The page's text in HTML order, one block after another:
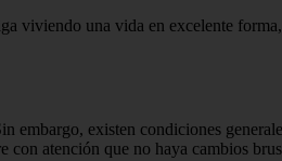
viviendo una vida en excelente
existen condiciones
atención que no haya cambios